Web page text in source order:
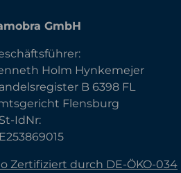
GmbH
Holm Hynkemejer
B 6398 FL
Flensburg
IdNr:
Zertifiziert durch DE-ÖKO-034